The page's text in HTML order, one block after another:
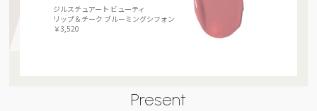
ジルスチュアート ビューティ
リップ＆チーク ブルーミングシフォン
￥3,520
Present